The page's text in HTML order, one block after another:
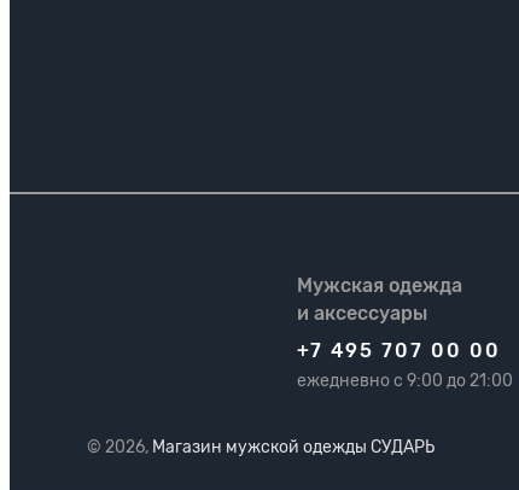
Мужская одежда
и аксессуары
+7 495 707 00 00
ежедневно с 9:00 до 21:00
© 2026, Магазин мужской одежды СУДАРЬ